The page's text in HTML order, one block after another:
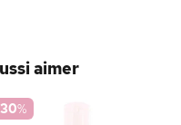
aimer
%